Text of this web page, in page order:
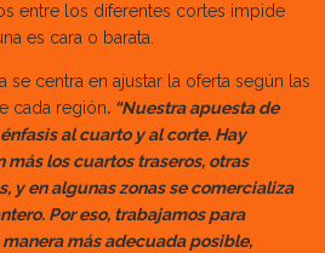
entre los diferentes cortes impide
es cara o barata.
se centra en ajustar la oferta según las
cada región. “Nuestra apuesta de
al cuarto y al corte. Hay
los cuartos traseros, otras
y en algunas zonas se comercializa
Por eso, trabajamos para
más adecuada posible,